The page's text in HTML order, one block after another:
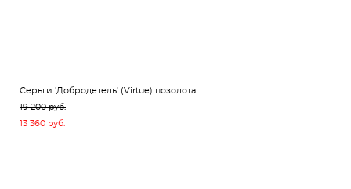
Серьги 'Добродетель' (Virtue) позолота
19 200 pуб.
13 360 pуб.